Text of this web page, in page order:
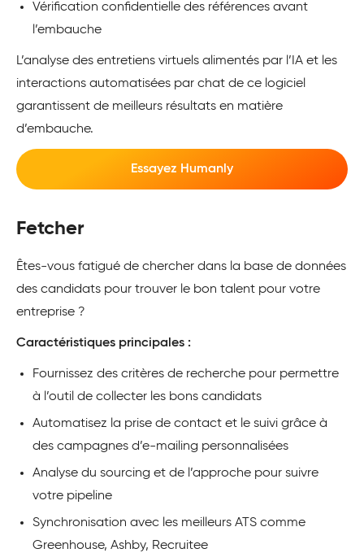
Vérification confidentielle des références avant
l’embauche
L’analyse des entretiens virtuels alimentés par l’IA et les
interactions automatisées par chat de ce logiciel
garantissent de meilleurs résultats en matière
d’embauche.
Essayez Humanly
Fetcher
Êtes-vous fatigué de chercher dans la base de données
des candidats pour trouver le bon talent pour votre
entreprise ?
Caractéristiques principales :
Fournissez des critères de recherche pour permettre
à l’outil de collecter les bons candidats
Automatisez la prise de contact et le suivi grâce à
des campagnes d’e-mailing personnalisées
Analyse du sourcing et de l’approche pour suivre
votre pipeline
Synchronisation avec les meilleurs ATS comme
Greenhouse, Ashby, Recruitee